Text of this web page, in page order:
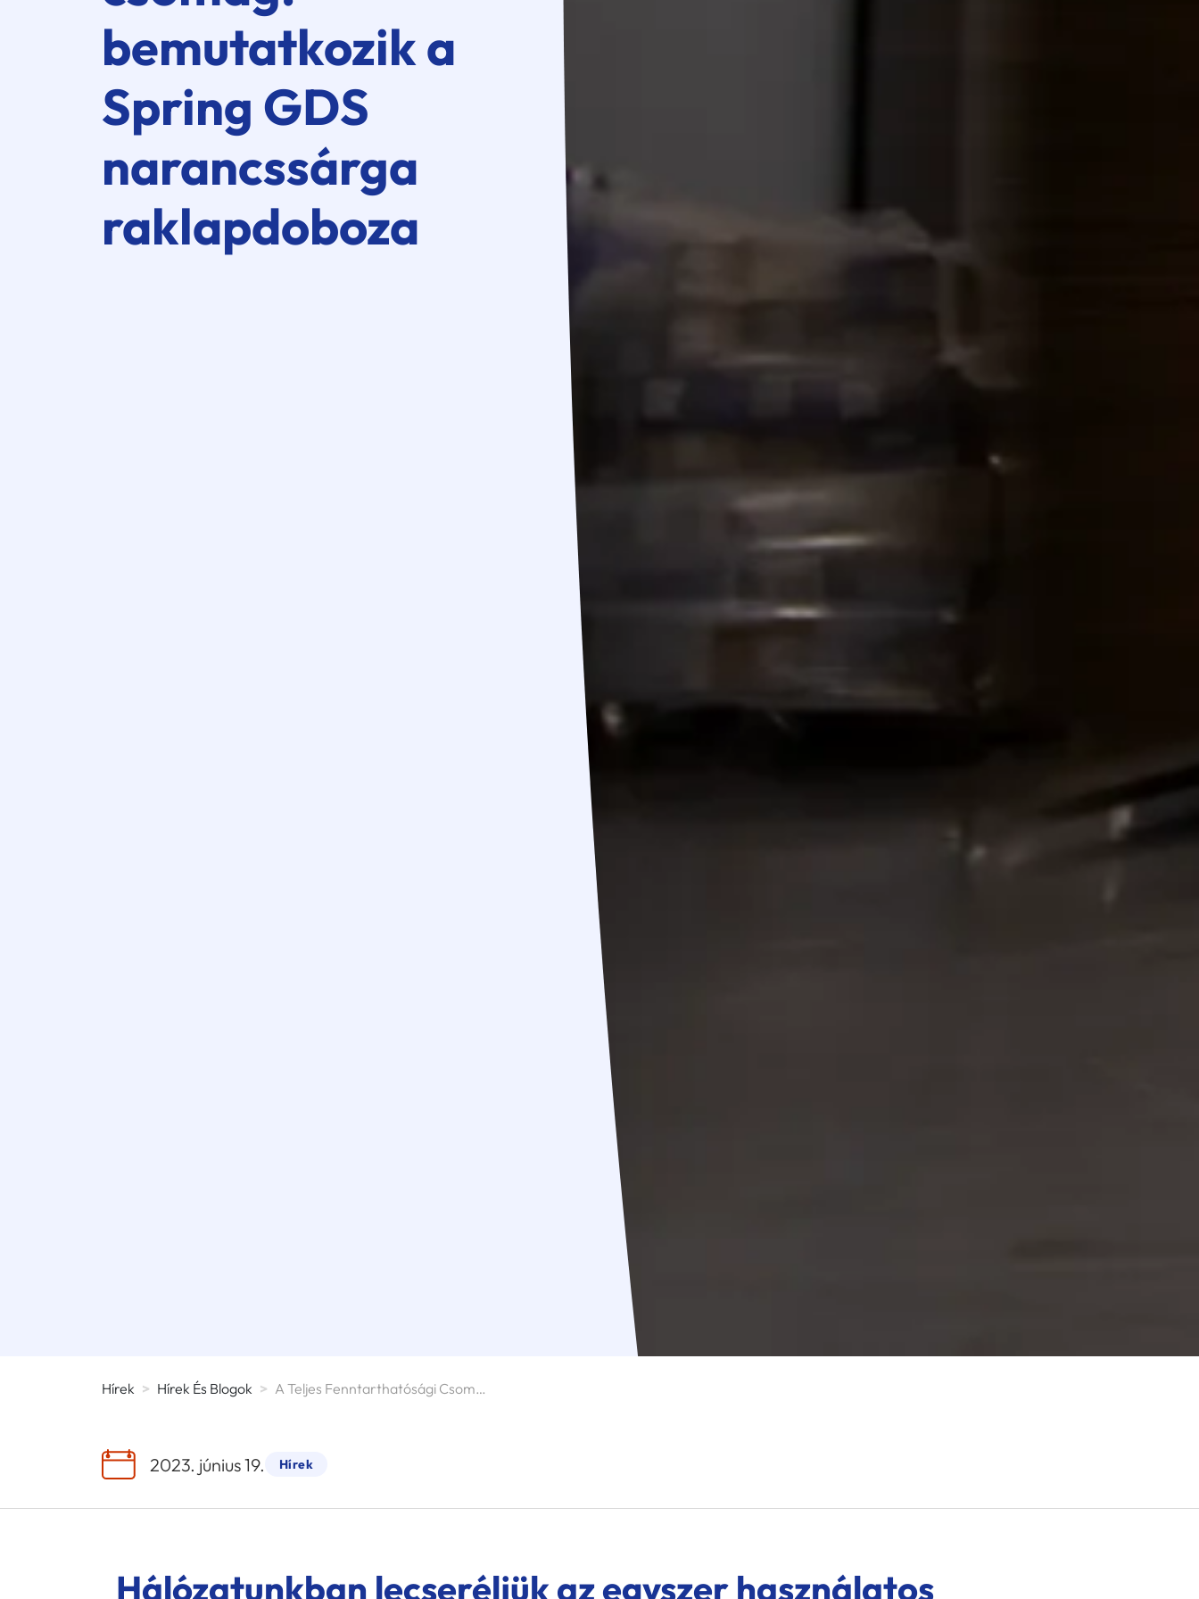
bemutatkozik a
Spring GDS
narancssárga
raklapdoboza
Hírek > Hírek És Blogok > A Teljes Fenntarthatósági Csomag: Bemutatkozik A Spring GDS Narancssárga Raklapdoboza
2023. június 19. Hírek
Hálózatunkban lecseréljük az egyszer használatos